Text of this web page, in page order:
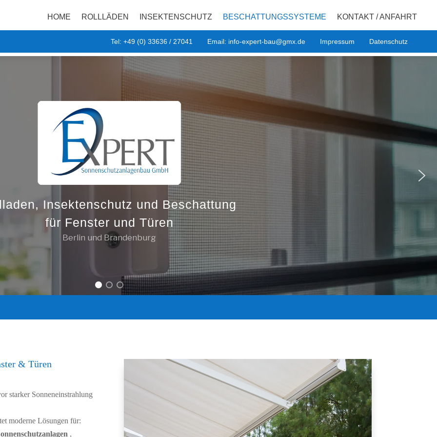
HOME ROLLLÄDEN INSEKTENSCHUTZ BESCHATTUNGSSYSTEME KONTAKT / ANFAHRT
Tel: +49 (0) 33636 / 27041 Email: info-expert-bau@gmx.de Impressum Datenschutz
Insektenschutz und Beschattung
für Fenster und Türen
Berlin und Brandenburg
& Türen
starker Sonneneinstrahlung
moderne Lösungen für:
,